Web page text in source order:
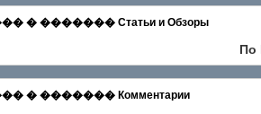
������� Статьи и Обзоры
По
������� Комментарии